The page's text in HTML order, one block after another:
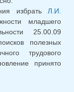
избрать Л.И.
младшего
25.00.09
полезных
трудового
принято